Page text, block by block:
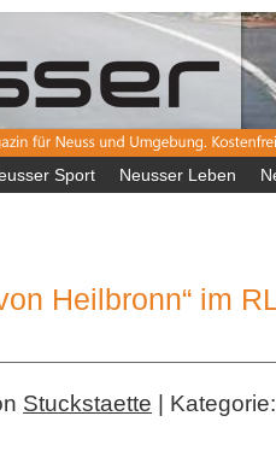
Sport Neusser Leben
Heilbronn“ im
Stuckstaette |